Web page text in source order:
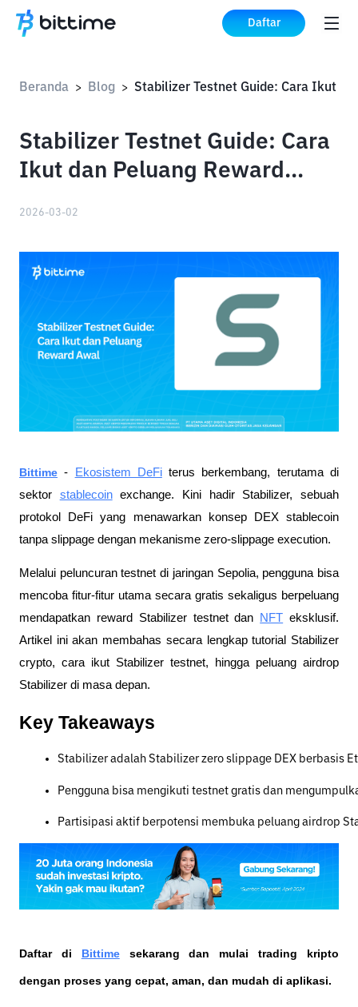
Daftar
Beranda > Blog >
Stabilizer Testnet Guide: Cara
Ikut dan Peluang Reward
2026-03-02
Bittime - Ekosistem DeFiterus berkembang, terutama di
sektor stablecoinexchange. Kini hadir Stabilizer, sebuah
protokol DeFi yang menawarkan konsep DEX stablecoin
tanpa slippage dengan mekanisme zero-slippage execution.
Melalui peluncuran testnet di jaringan Sepolia, pengguna bisa
mencoba fitur-fitur utama secara gratis sekaligus berpeluang
mendapatkan reward Stabilizer testnet dan
NFT eksklusif.
Artikel ini akan membahas secara lengkap tutorial Stabilizer
crypto, cara ikut Stabilizer testnet, hingga peluang airdrop
Stabilizer di masa depan.
Key Takeaways
Stabilizer adalah Stabilizer zero slippage DEX berbasis
Pengguna bisa mengikuti testnet gratis dan
Partisipasi aktif berpotensi membuka peluang airdrop
Daftar di Bittimesekarang dan mulai trading kripto
dengan proses yang cepat, aman, dan mudah di aplikasi.